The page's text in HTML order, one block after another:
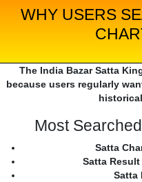
WHY USERS
The India Bazar Satta
because users regularly
Most
Satta
Satta Result
Satta